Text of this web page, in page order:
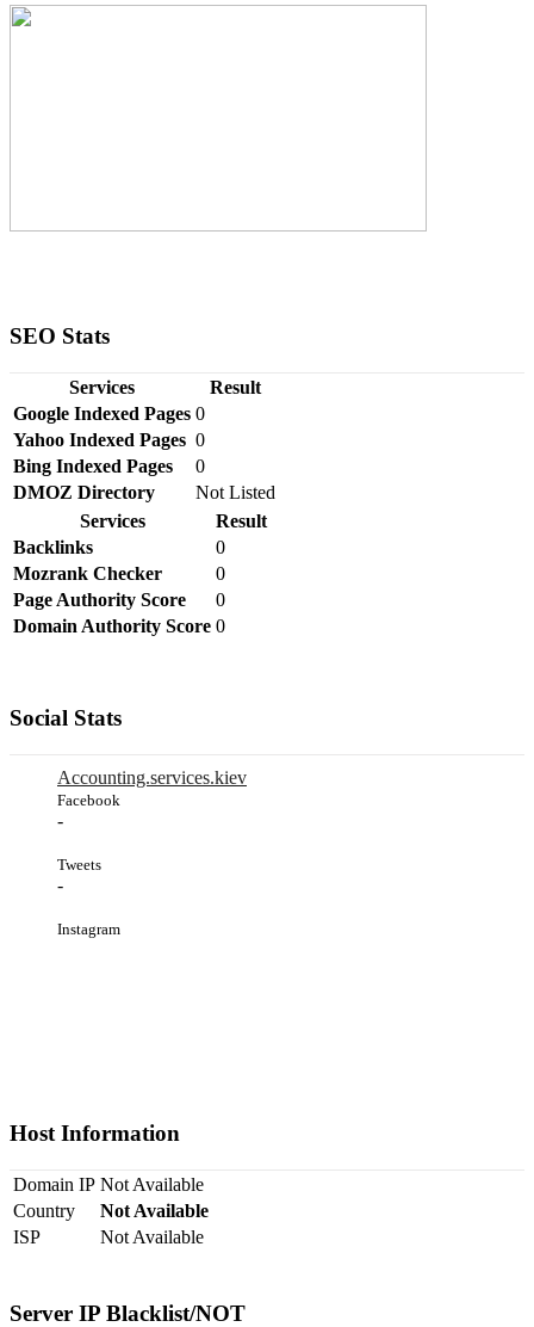
SEO Stats
Services
Result
Google Indexed Pages 0
Yahoo Indexed Pages 0
Bing Indexed Pages
0
DMOZ Directory
Not Listed
Services
Result
Backlinks
0
Mozrank Checker
0
Page Authority Score
0
Domain Authority Score 0
Social Stats
Accounting.services.kiev
Facebook
-
Tweets
-
Instagram
Host Information
Domain IP Not Available
Country
Not Available
ISP
Not Available
Server IP Blacklist/NOT